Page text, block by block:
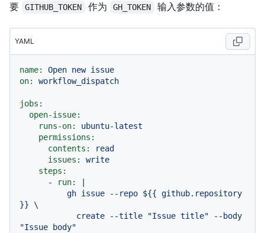
要
GITHUB_TOKEN 作为 GH_TOKEN 输入参数的值：
YAML
name: Open new issue
on:
workflow_dispatch
jobs:
open-issue:
runs-on:
ubuntu-latest
permissions:
contents:
read
issues:
write
steps:
-
run:
}} \